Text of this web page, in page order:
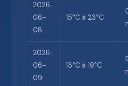
2026-
06-
08
15°C à 23°C
2026-
06-
09
13°C à 19°C